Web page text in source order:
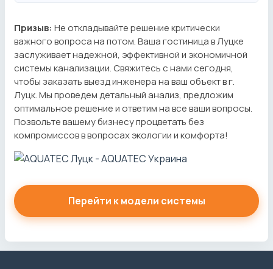
Призыв: Не откладывайте решение критически
важного вопроса на потом. Ваша гостиница в Луцке
заслуживает надежной, эффективной и экономичной
системы канализации. Свяжитесь с нами сегодня,
чтобы заказать выезд инженера на ваш объект в г.
Луцк. Мы проведем детальный анализ, предложим
оптимальное решение и ответим на все ваши вопросы.
Позвольте вашему бизнесу процветать без
компромиссов в вопросах экологии и комфорта!
Перейти к модели системы